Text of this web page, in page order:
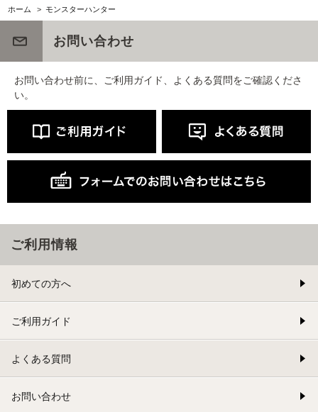
ホーム
> モンスターハンター
お問い合わせ
お問い合わせ前に、ご利用ガイド、よくある質問をご確認くださ
い。
ご利用情報
初めての方へ
ご利用ガイド
よくある質問
お問い合わせ